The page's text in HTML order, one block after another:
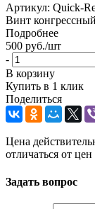
Артикул: Quick-
Винт
Подробнее
500 руб./шт
-
В корзину
Купить в 1 клик
Поделиться
Цена
отличаться от
Задать вопрос